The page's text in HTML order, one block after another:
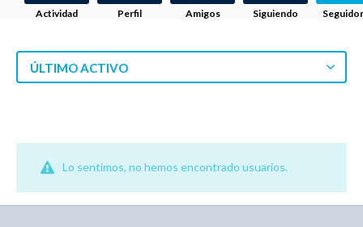
Actividad Perfil Amigos Siguiendo
ÚLTIMO ACTIVO
Lo sentimos, no hemos encontrado usuarios.